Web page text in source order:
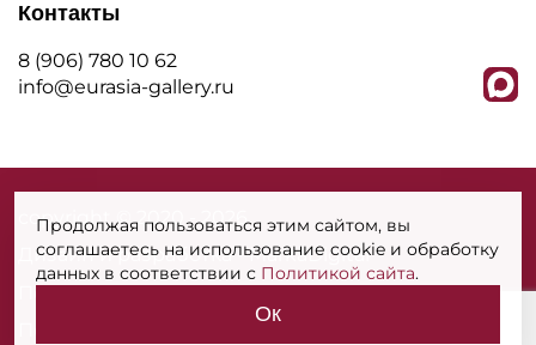
Контакты
8 (906) 780 10 62
info@eurasia-gallery.ru
сopyright © 2020 - 2026
Дизайн и разработка - MarkaDigital
Политика конфиденциальности
Продолжая пользоваться этим сайтом, вы
соглашаетесь на использование cookie и обработку
данных в соответствии с Политикой сайта.
Ок